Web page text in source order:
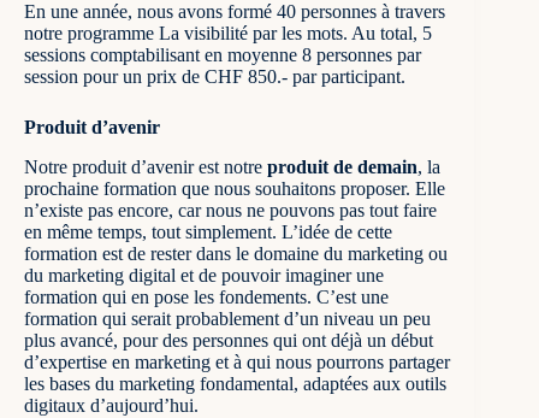
En une année, nous avons formé 40 personnes à travers
notre programme La visibilité par les mots. Au total, 5
sessions comptabilisant en moyenne 8 personnes par
session pour un prix de CHF 850.- par participant.
Produit d’avenir
Notre produit d’avenir est notre produit de demain, la
prochaine formation que nous souhaitons proposer. Elle
n’existe pas encore, car nous ne pouvons pas tout faire
en même temps, tout simplement. L’idée de cette
formation est de rester dans le domaine du marketing ou
du marketing digital et de pouvoir imaginer une
formation qui en pose les fondements. C’est une
formation qui serait probablement d’un niveau un peu
plus avancé, pour des personnes qui ont déjà un début
d’expertise en marketing et à qui nous pourrons partager
les bases du marketing fondamental, adaptées aux outils
digitaux d’aujourd’hui.